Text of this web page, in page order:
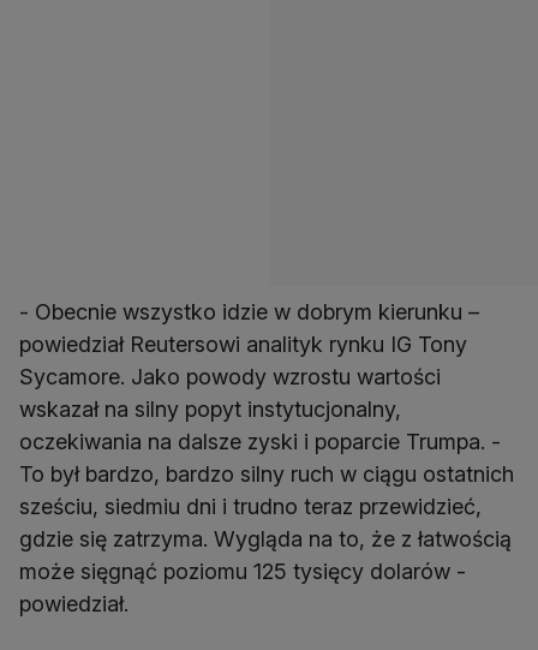
- Obecnie wszystko idzie w dobrym kierunku –
powiedział Reutersowi analityk rynku IG Tony
Sycamore. Jako powody wzrostu wartości
wskazał na silny popyt instytucjonalny,
oczekiwania na dalsze zyski i poparcie Trumpa. -
To był bardzo, bardzo silny ruch w ciągu ostatnich
sześciu, siedmiu dni i trudno teraz przewidzieć,
gdzie się zatrzyma. Wygląda na to, że z łatwością
może sięgnąć poziomu 125 tysięcy dolarów -
powiedział.